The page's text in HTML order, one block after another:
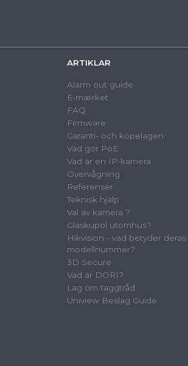
ARTIKLAR
Alarm out guide
E-mærket
FAQ
Firmware
Garanti- och köpelagen
Vad gör PoE
Vad är en IP-kamera
Overvågning
Referenser
Teknisk hjälp
Val av kamera ?
Glaskupol utomhus?
Hikvision - vad betyder deras
modellnummer?
3D Secure
Vad är DORI?
Lag om taggtråd
Uniview Beslag Guide